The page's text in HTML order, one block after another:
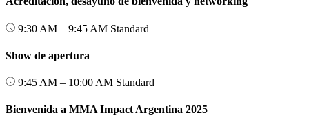
9:30 AM – 9:45 AM Standard
Show de apertura
9:45 AM – 10:00 AM Standard
Bienvenida a MMA Impact Argentina 2025